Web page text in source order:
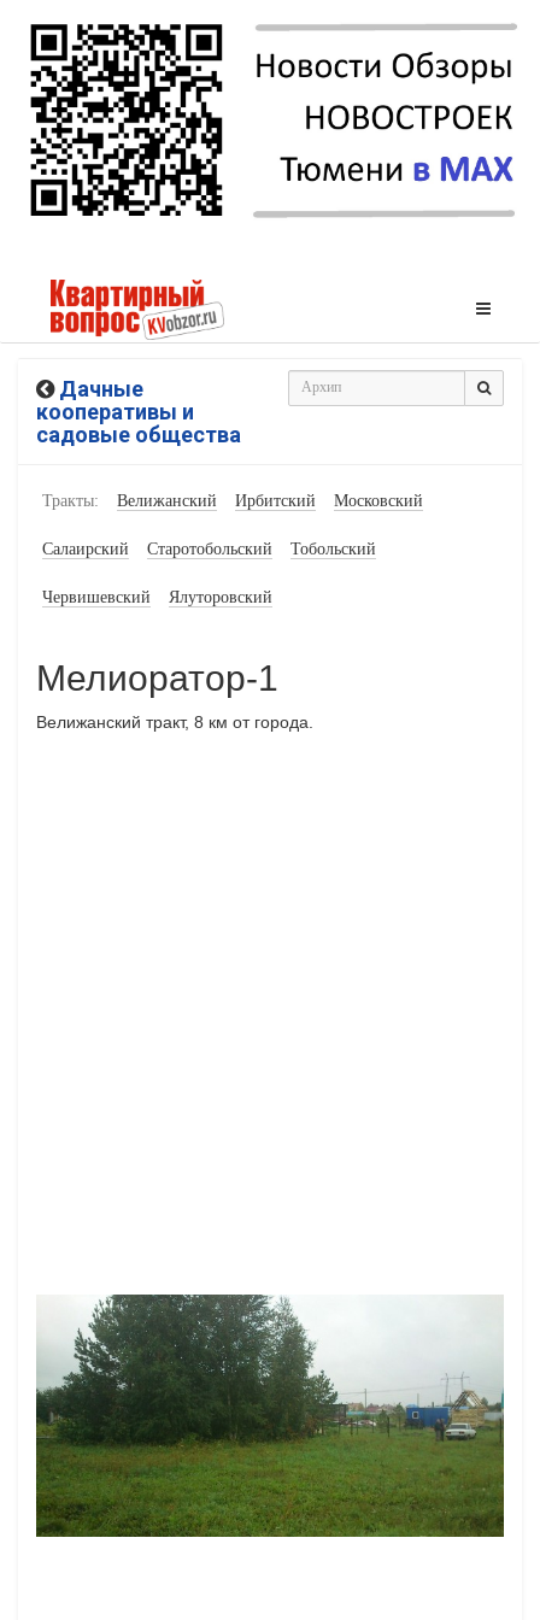
Дачные
кооперативы и
садовые общества
Тракты: Велижанский Ирбитский Московский
Салаирский Старотобольский Тобольский
Червишевский Ялуторовский
Мелиоратор-1
Велижанский тракт, 8 км от города.